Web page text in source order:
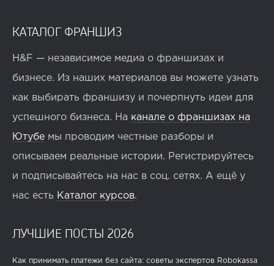
КАТАЛОГ ФРАНШИЗ
H&F — независимое медиа о франшизах и
бизнесе. Из наших материалов вы можете узнать
как выбирать франшизу и почерпнуть идеи для
успешного бизнеса. На канале о франшизах на
Ютубе мы проводим честные разборы и
описываем реальные истории. Регистрируйтесь
и подписывайтесь на нас в соц. сетях. А ещё у
нас есть Каталог курсов.
ЛУЧШИЕ ПОСТЫ 2026
Как принимать платежи без сайта: советы экспертов Robokassa